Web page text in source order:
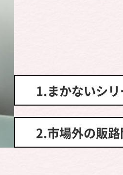
1.まかないシ
2.市場外の販